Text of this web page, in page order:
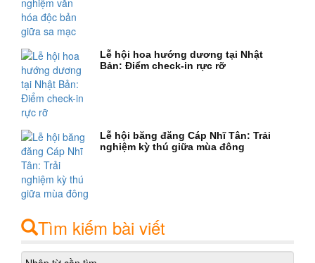
Lễ hội hoa hướng dương tại Nhật
Bản: Điểm check-in rực rỡ
Lễ hội băng đăng Cáp Nhĩ Tân: Trải
nghiệm kỳ thú giữa mùa đông
Tìm kiếm bài viết